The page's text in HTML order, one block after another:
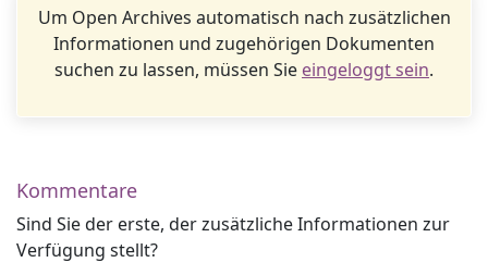
Um Open Archives automatisch nach zusätzlichen
Informationen und zugehörigen Dokumenten
suchen zu lassen, müssen Sie eingeloggt sein.
Kommentare
Sind Sie der erste, der zusätzliche Informationen zur
Verfügung stellt?